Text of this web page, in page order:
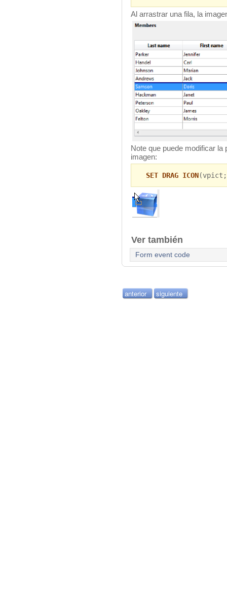
Al arrastrar una fila, la
Note que puede modificar
imagen:
SET DRAG ICON
Ver también
Form event code
anterior siguiente